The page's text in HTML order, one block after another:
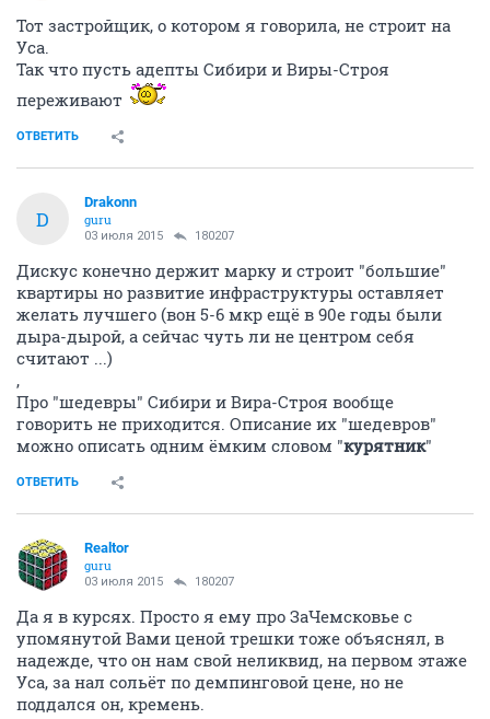
Тот застройщик, о котором я говорила, не строит на
Уса.
Так что пусть адепты Сибири и Виры-Строя
переживают
ОТВЕТИТЬ
D
Drakonn
guru
03 июля 2015 180207
Дискус конечно держит марку и строит "большие"
квартиры но развитие инфраструктуры оставляет
желать лучшего (вон 5-6 мкр ещё в 90е годы были
дыра-дырой, а сейчас чуть ли не центром себя
считают ...)
,
Про "шедевры" Сибири и Вира-Строя вообще
говорить не приходится. Описание их "шедевров"
можно описать одним ёмким словом "курятник"
ОТВЕТИТЬ
Realtor
guru
03 июля 2015 180207
Да я в курсях. Просто я ему про ЗаЧемсковье с
упомянутой Вами ценой трешки тоже объяснял, в
надежде, что он нам свой неликвид, на первом этаже
Уса, за нал сольёт по демпинговой цене, но не
поддался он, кремень.